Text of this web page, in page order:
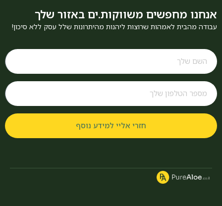
אנחנו מחפשים משווקות.ים באזור שלך
עבודה מהבית לאמהות שרוצות ליהנות מהיתרונות שלל עסק ללא סיכון!
חזרי אליי למידע נוסף